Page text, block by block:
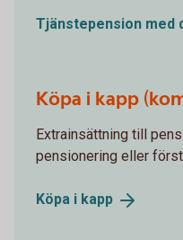
Tjänstepension med
Köpa i kapp
Extrainsättning till
pensionering eller
Köpa i kapp